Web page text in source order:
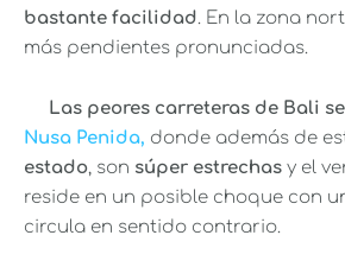
bastante facilidad. En la zona
más pendientes pronunciadas.
Las peores carreteras de Bali
Nusa Penida, donde además de
estado, son súper estrechas y el
reside en un posible choque con
circula en sentido contrario.